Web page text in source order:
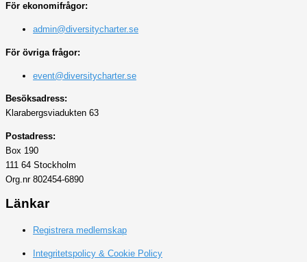
För ekonomifrågor:
admin@diversitycharter.se
För övriga frågor:
event@diversitycharter.se
Besöksadress:
Klarabergsviadukten 63
Postadress:
Box 190
111 64 Stockholm
Org.nr 802454-6890
Länkar
Registrera medlemskap
Integritetspolicy & Cookie Policy